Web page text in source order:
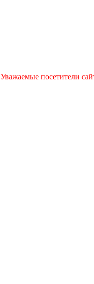
Уважаемые посетители